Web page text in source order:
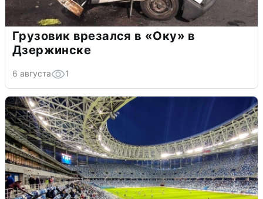
Грузовик врезался в «Оку» в
Дзержинске
6 августа 1